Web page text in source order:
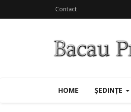
Contact
HOME ȘEDINȚE